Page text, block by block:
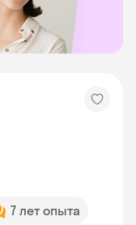
7 лет опыта